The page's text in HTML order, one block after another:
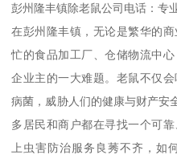
彭州隆丰镇除老鼠公司电话：专
在彭州隆丰镇，无论是繁华的
忙的食品加工厂、仓储物流中
企业主的一大难题。老鼠不仅
病菌，威胁人们的健康与财产安
多居民和商户都在寻找一个可
上虫害防治服务良莠不齐，如